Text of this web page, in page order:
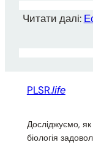
Читати далі:
PLSR.life
Досліджуємо,
біологія